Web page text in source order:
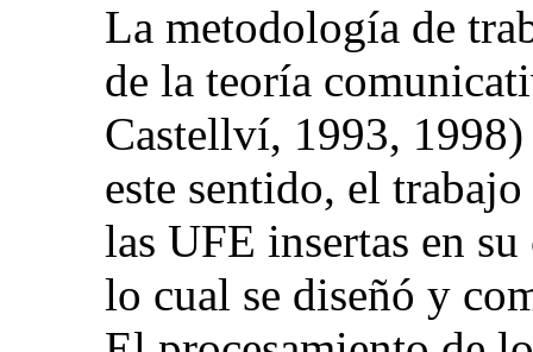
La metodología de
de la teoría
Castellví, 1993,
este sentido, el
las UFE insertas en
lo cual se diseñó y